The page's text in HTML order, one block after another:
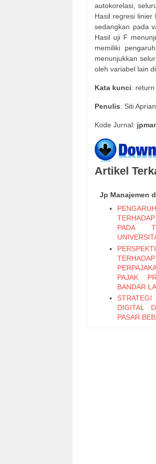
autokorelasi,
Hasil regresi linier
sedangkan pada
Hasil uji F
memiliki
menunjukkan
oleh variabel lain
Kata kunci:
Penulis: Siti
Kode Jurnal:
Artikel
Jp Manajemen
PADA
PAJAK
BANDAR
DIGITAL
PASAR